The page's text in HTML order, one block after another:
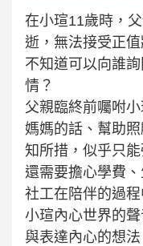
在小瑄11歲時，
逝，無法接受正
不知道可以向誰
情？
父親臨終前囑咐
媽媽的話、幫助
知所措，似乎只
還需要擔心學費
社工在陪伴的過
小瑄內心世界的
與表達內心的想